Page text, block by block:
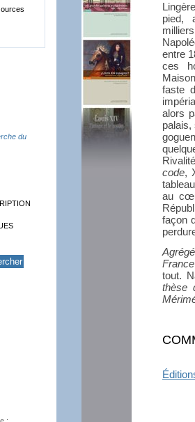
pied,
entre
ces
faste
alors
palais,
code,
au
façon
tout.
thèse
du